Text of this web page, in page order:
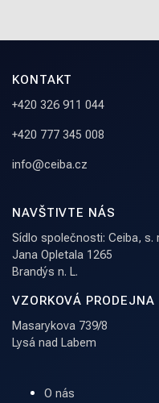
KONTAKT
+420 326 911 044
+420 777 345 008
info@ceiba.cz
NAVŠTIVTE NÁS
Sídlo společnosti: Ceiba, s.
Jana Opletala 1265
Brandýs n. L.
VZORKOVÁ PRODEJNA
Masarykova 739/8
Lysá nad Labem
O nás